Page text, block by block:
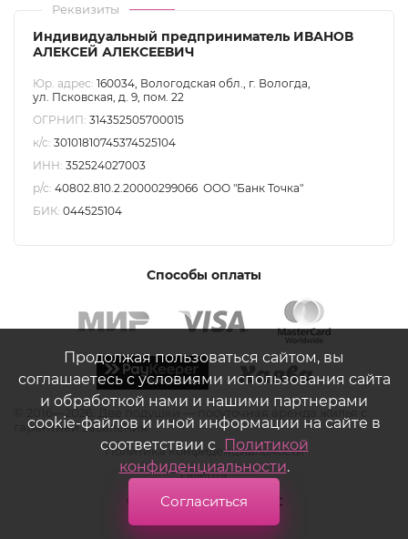
Реквизиты
Индивидуальный предприниматель ИВАНОВ
АЛЕКСЕЙ АЛЕКСЕЕВИЧ
Юр. адрес: 160034, Вологодская обл., г. Вологда,
ул. Псковская, д. 9, пом. 22
ОГРНИП: 314352505700015
к/с: 30101810745374525104
ИНН: 352524027003
р/с: 40802.810.2.20000299066 ООО "Банк Точка"
БИК: 044525104
Способы оплаты
2016—2026. Две подушки — посуточная аренда жилья с
гарантией заселения.
Политика конфиденциальности
Оферта
Создание сайта
Продолжая пользоваться сайтом, вы
соглашаетесь с условиями использования сайта
и обработкой нами и нашими партнерами
cookie-файлов и иной информации на сайте в
соответствии с Политикой
конфиденциальности.
Согласиться